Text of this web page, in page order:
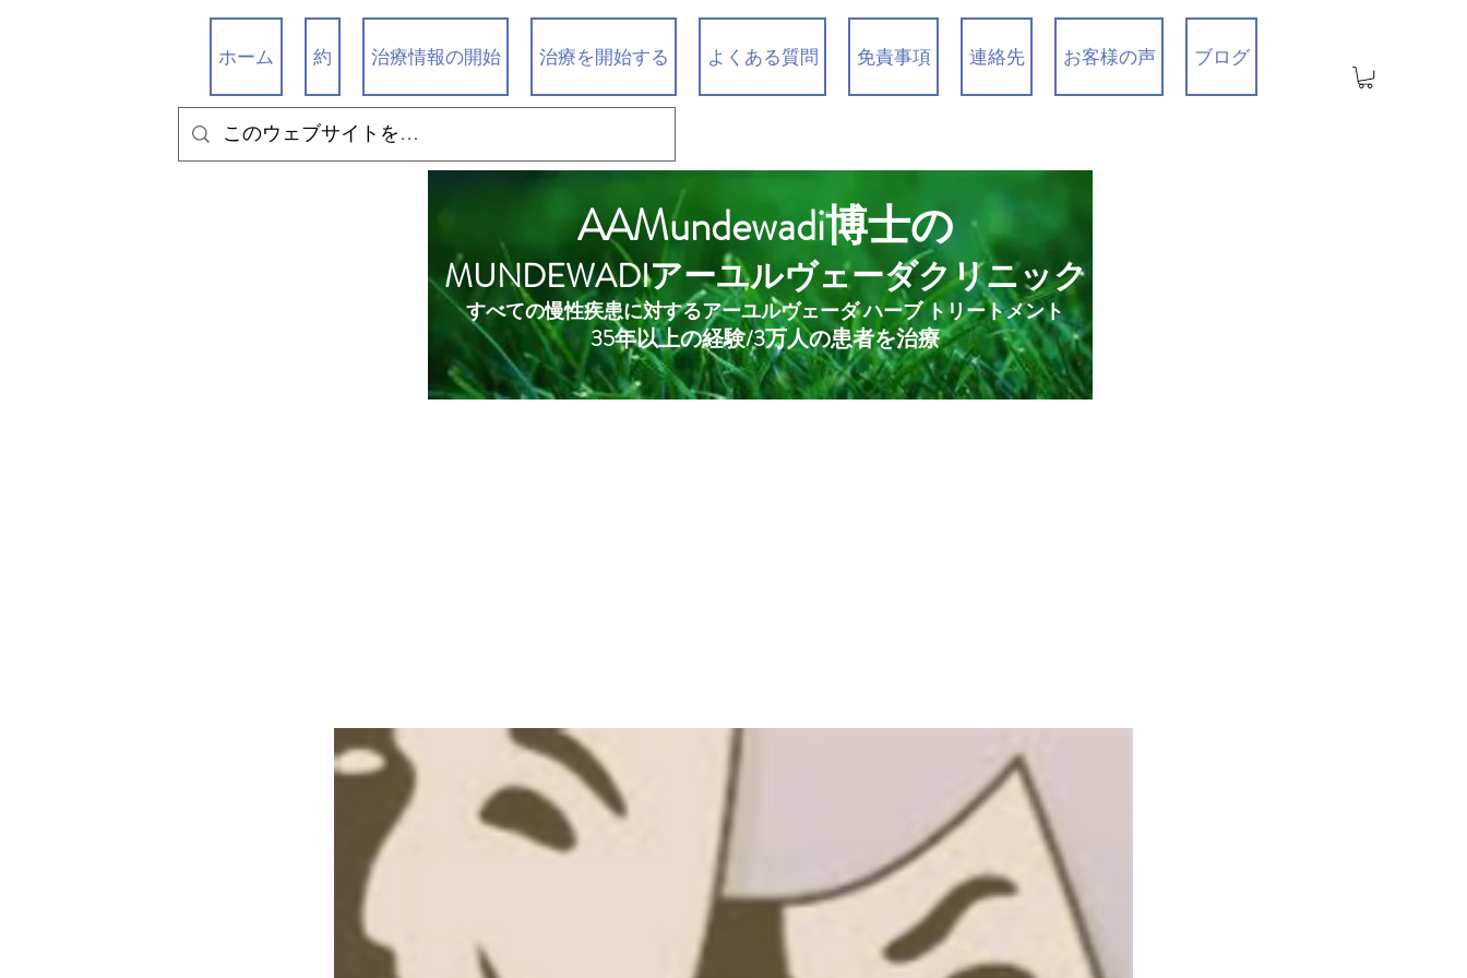
ホーム 約 治療情報の開始 治療を開始する よくある質問 免責事項 連絡先 お客様の声 ブログ
AAMundewadi博士の
MUNDEWADIアーユルヴェーダクリニック
すべての慢性疾患に対するアーユルヴェーダ ハーブ トリートメント
35年以上の経験/3万人の患者を治療